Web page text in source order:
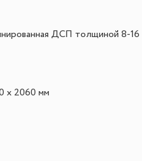
ДСП толщиной 8-16
x 2060 мм